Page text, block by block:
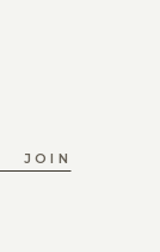
JOIN